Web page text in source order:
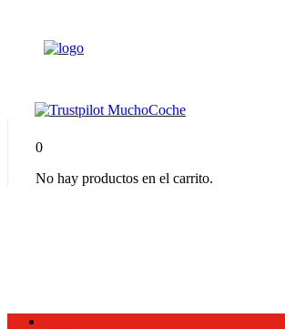
0
No hay productos en el carrito.